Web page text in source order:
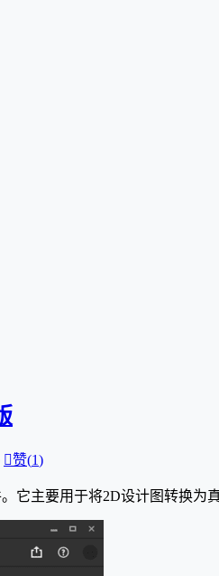
赞(1)
它主要用于将2D设计图转换